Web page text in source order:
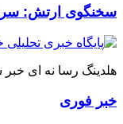
سخنگوی ارتش: سرنوشت ۳ خلبان ما
هلدینگ رسا نه ای خبر
خبر فوری